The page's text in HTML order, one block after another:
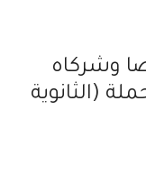
وشركاه
(الثانوية